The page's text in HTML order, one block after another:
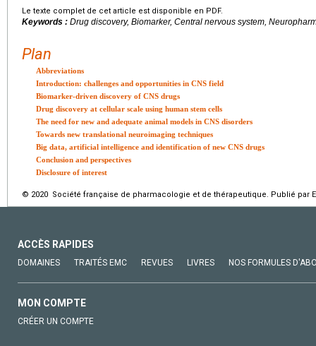
Le texte complet de cet article est disponible en PDF.
Keywords : Drug discovery, Biomarker, Central nervous system,
Plan
Abbreviations
Introduction: challenges and opportunities in CNS field
Biomarker-driven discovery of CNS drugs
Drug discovery at cellular scale using human stem cells
The need for new and adequate animal models in CNS disorders
Towards new translational neuroimaging techniques
Big data, artificial intelligence and identification of new CNS drugs
Conclusion and perspectives
Disclosure of interest
© 2020 Société française de pharmacologie et de thérapeutique. Publié par
ACCÈS RAPIDES
DOMAINES TRAITÉS EMC REVUES LIVRES NOS FORMULES
MON COMPTE
CRÉER UN COMPTE